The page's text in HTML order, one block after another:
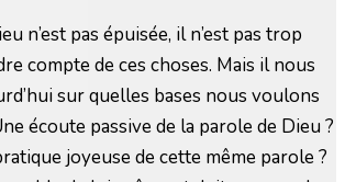
n’est pas épuisée, il n’est pas trop
compte de ces choses. Mais il nous
sur quelles bases nous voulons
écoute passive de la parole de Dieu ?
joyeuse de cette même parole ?